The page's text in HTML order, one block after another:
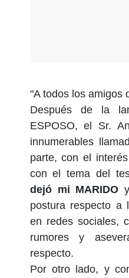
"A todos los amigos
Después de la
ESPOSO, el Sr.
innumerables
parte, con el
con el tema del
dejó mi MARIDO
postura respecto a
en redes sociales,
rumores y
respecto.
Por otro lado, y